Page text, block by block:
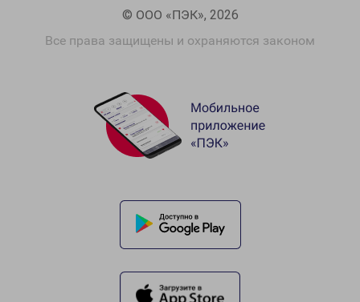
© ООО «ПЭК», 2026
Все права защищены и охраняются законом